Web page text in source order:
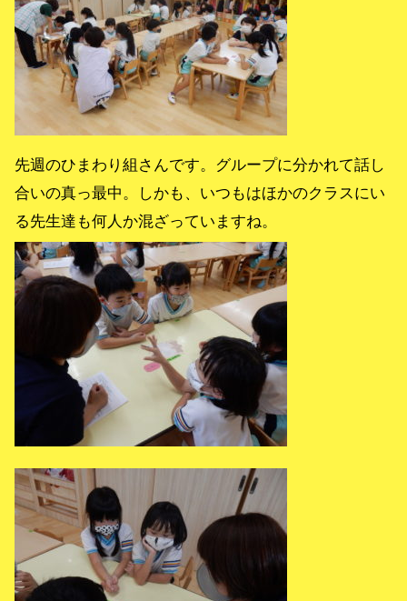
先週のひまわり組さんです。グループに分かれて話し
合いの真っ最中。しかも、いつもはほかのクラスにい
る先生達も何人か混ざっていますね。